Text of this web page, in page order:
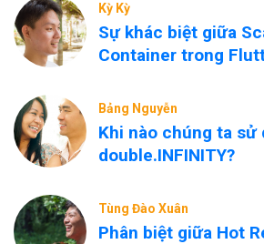
Kỳ Kỳ
Sự khác biệt giữa
Container trong
Bảng Nguyễn
Khi nào chúng ta sử
double.INFINITY?
Tùng Đào Xuân
Phân biệt giữa Hot